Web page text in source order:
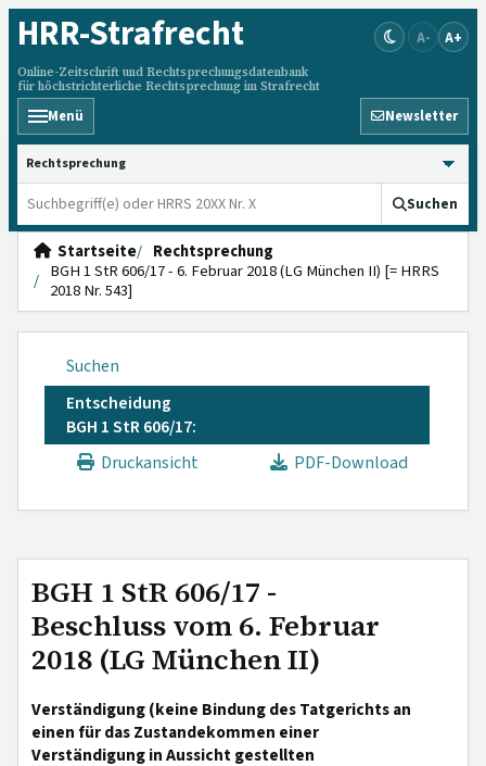
HRR-Strafrecht
Online-Zeitschrift und Rechtsprechungsdatenbank
für höchstrichterliche Rechtsprechung im Strafrecht
A- A+
Menü Newsletter
HRRS durchsuchen
Suchen
Startseite
Rechtsprechung
BGH 1 StR 606/17 - 6. Februar 2018 (LG München II) [= HRRS
2018 Nr. 543]
Suchen
Entscheidung
BGH 1 StR 606/17:
Druckansicht
PDF-Download
BGH 1 StR 606/17 -
Beschluss vom 6. Februar
2018 (LG München II)
Verständigung (keine Bindung des Tatgerichts an
einen für das Zustandekommen einer
Verständigung in Aussicht gestellten